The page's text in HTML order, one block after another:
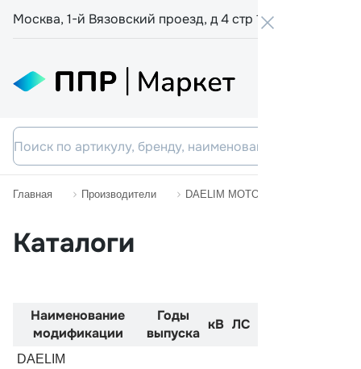
Москва, 1-й Вязовский проезд, д 4 стр 19
Главная Производители DAELIM MOTORCYCLES
Каталоги
Наименование
модификации
Годы
выпуска
кВ ЛС
DAELIM